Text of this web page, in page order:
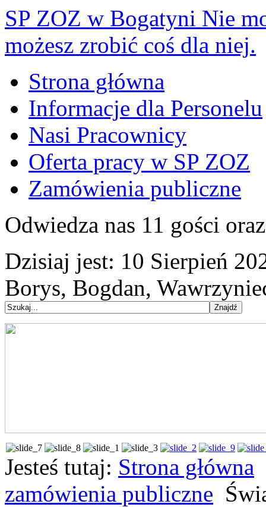
SP ZOZ w Bogatyni Nie
możesz zrobić coś dla niej.
Strona główna
Informacje dla Personelu
Nasi Pracownicy
Oferta pracy w SP ZOZ
Zamówienia publiczne
Odwiedza nas 11 gości
Dzisiaj jest: 10 Sierpień
Borys, Bogdan,
Jesteś tutaj: Strona główna
zamówienia publiczne